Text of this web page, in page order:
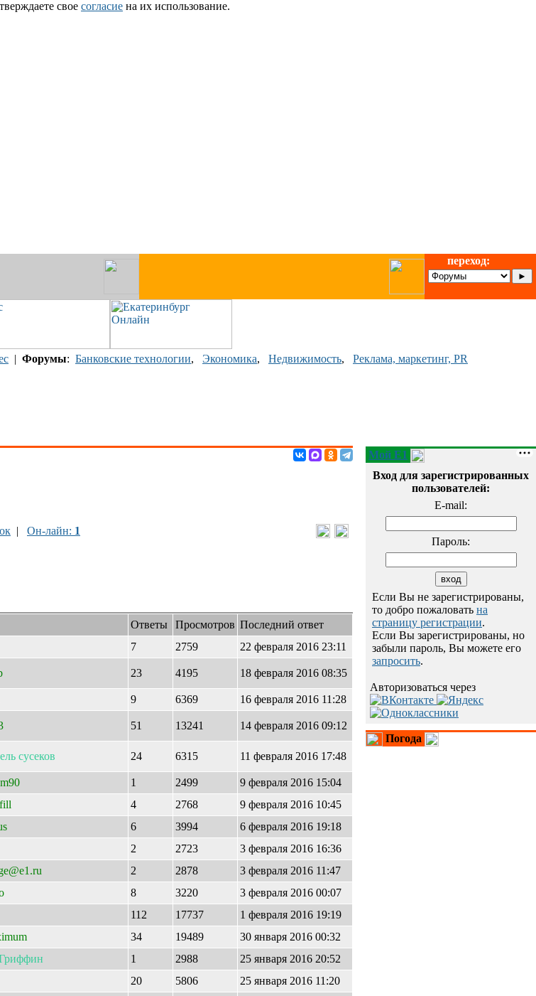
свое согласие на их использование.
переход:
| Форумы: Банковские технологии, Экономика, Недвижимость, Реклама, маркетинг, PR
| Он-лайн: 1
Ответы Просмотров Последний ответ
7 2759
22 февраля 2016 23:11
23 4195 18 февраля 2016 08:35
9 6369
16 февраля 2016 11:28
51 13241
14 февраля 2016 09:12
сусеков 24 6315 11 февраля 2016 17:48
1 2499
9 февраля 2016 15:04
4 2768
9 февраля 2016 10:45
6 3994
6 февраля 2016 19:18
2 2723
3 февраля 2016 16:36
2 2878
3 февраля 2016 11:47
8 3220
3 февраля 2016 00:07
112 17737
1 февраля 2016 19:19
34 19489
30 января 2016 00:32
1 2988
25 января 2016 20:52
20 5806
25 января 2016 11:20
Мой E1
Вход для зарегистрированных
пользователей:
E-mail:
Пароль:
Если Вы не зарегистрированы,
то добро пожаловать на
страницу регистрации.
Если Вы зарегистрированы, но
забыли пароль, Вы можете его
запросить.
Авторизоваться через
Погода